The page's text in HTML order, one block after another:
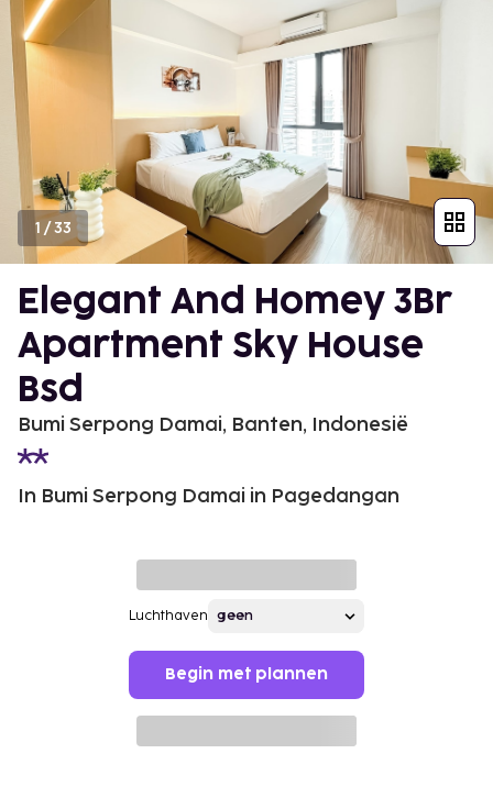
1 /33
Elegant And Homey 3Br
Apartment Sky House
Bsd
Bumi Serpong Damai, Banten, Indonesië
In Bumi Serpong Damai in Pagedangan
Luchthaven
Begin met plannen